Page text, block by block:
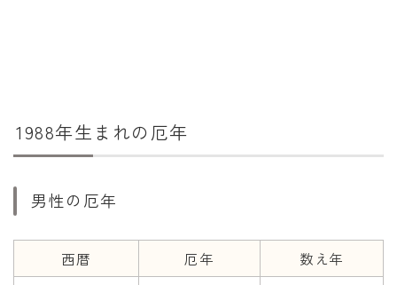
年齢・干支計算
七五三・十三参り計算
厄年計算
長寿祝い計算
1988年生まれの厄年
男性の厄年
西暦 厄年
数え年